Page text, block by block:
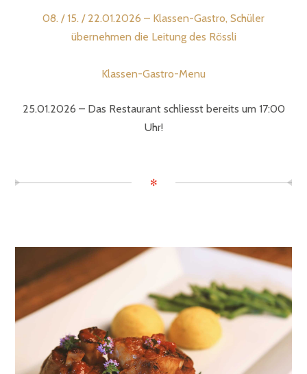
08. / 15. / 22.01.2026 – Klassen-Gastro, Schüler
übernehmen die Leitung des Rössli
Klassen-Gastro-Menu
25.01.2026 – Das Restaurant schliesst bereits um 17:00
Uhr!
✻